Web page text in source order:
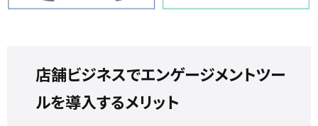
店舗ビジネスでエンゲージメントツー
ルを導入するメリット